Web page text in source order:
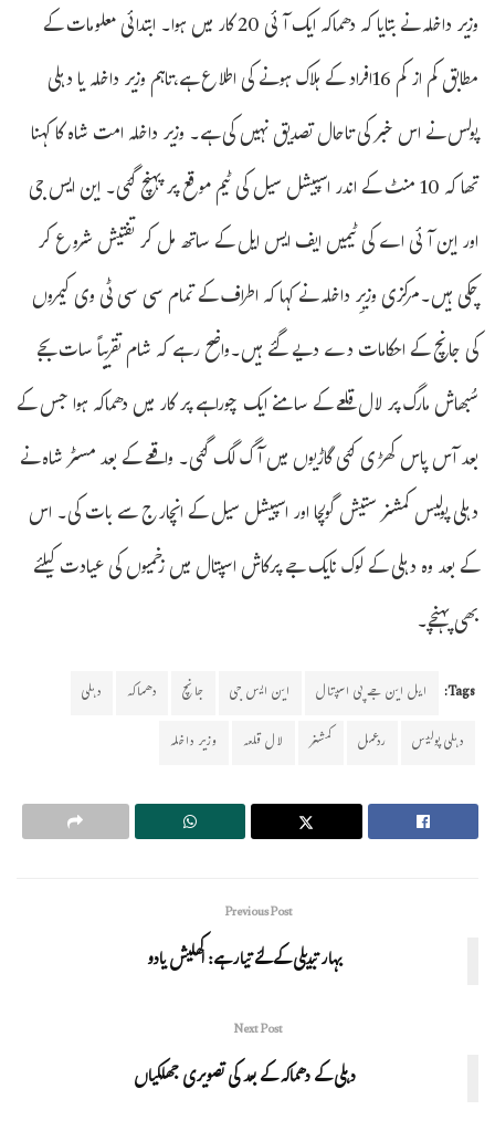
وزیر داخلہ نے بتایا کہ دھماکہ ایک آئی 20 کار میں ہوا۔ ابتدائی معلومات کے
مطابق کم از کم 16افراد کے ہلاک ہونے کی اطلاع ہے،تاہم وزیر داخلہ یا دہلی
پولس نے اس خبر کی تاحال تصدیق نہیں کی ہے۔ وزیر داخلہ امت شاہ کا کہنا
تھا کہ 10 منٹ کے اندر اسپیشل سیل کی ٹیم موقع پر پہنچ گئی۔ این ایس جی
اور این آئی اے کی ٹیمیں ایف ایس ایل کے ساتھ مل کر تفتیش شروع کر
چکی ہیں۔مرکزی وزیرِ داخلہ نے کہا کہ اطراف کے تمام سی سی ٹی وی کیمروں
کی جانچ کے احکامات دے دیے گئے ہیں۔واضح رہے کہ شام تقریباً سات بجے
سُبھاش مارگ پر لال قلعے کے سامنے ایک چوراہے پر کار میں دھماکہ ہوا جس کے
بعد آس پاس کھڑی کئی گاڑیوں میں آگ لگ گئی۔ واقعے کے بعد مسٹر شاہ نے
دہلی پولیس کمشنر ستیش گولچا اور اسپیشل سیل کے انچارج سے بات کی۔ اس
کے بعد وہ دہلی کے لوک نایک جے پرکاش اسپتال میں زخمیوں کی عیادت کیلئے
بھی پہنچے۔
Tags: ایل این جے پی اسپتال این ایس جی جانچ دھماکہ
دہلی
دہلی پولیس
ردعمل کمشنر لال قلعہ وزیر داخلہ
Previous Post
بہار تبدیلی کے لئے تیار ہے: اکھلیش یادو
Next Post
دہلی کے دھماکہ کے بعد کی تصویری جھلکیاں